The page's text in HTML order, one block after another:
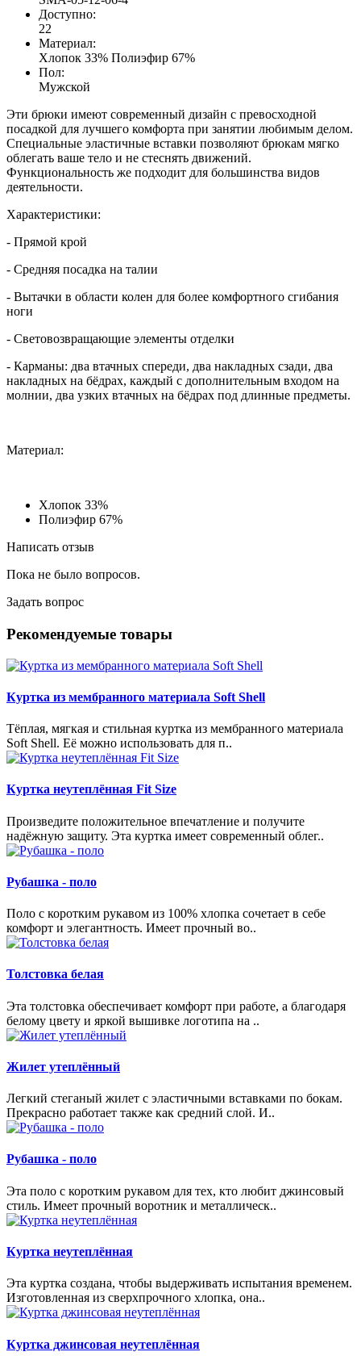
Доступно:
22
Материал:
Хлопок 33% Полиэфир 67%
Пол:
Мужской
Эти брюки имеют современный дизайн с превосходной
посадкой для лучшего комфорта при занятии любимым делом.
Специальные эластичные вставки позволяют брюкам мягко
облегать ваше тело и не стеснять движений.
Функциональность же подходит для большинства видов
деятельности.
Характеристики:
- Прямой крой
- Средняя посадка на талии
- Вытачки в области колен для более комфортного сгибания
ноги
- Световозвращающие элементы отделки
- Карманы: два втачных спереди, два накладных сзади, два
накладных на бёдрах, каждый с дополнительным входом на
молнии, два узких втачных на бёдрах под длинные предметы.
Материал:
Хлопок 33%
Полиэфир 67%
Написать отзыв
Пока не было вопросов.
Задать вопрос
Рекомендуемые товары
Куртка из мембранного материала Soft Shell
Тёплая, мягкая и стильная куртка из мембранного материала
Soft Shell. Её можно использовать для п..
Куртка неутеплённая Fit Size
Произведите положительное впечатление и получите
надёжную защиту. Эта куртка имеет современный облег..
Рубашка - поло
Поло с коротким рукавом из 100% хлопка сочетает в себе
комфорт и элегантность. Имеет прочный во..
Толстовка белая
Эта толстовка обеспечивает комфорт при работе, а благодаря
белому цвету и яркой вышивке логотипа на ..
Жилет утеплённый
Легкий стеганый жилет с эластичными вставками по бокам.
Прекрасно работает также как средний слой. И..
Рубашка - поло
Эта поло с коротким рукавом для тех, кто любит джинсовый
стиль. Имеет прочный воротник и металлическ..
Куртка неутеплённая
Эта куртка создана, чтобы выдерживать испытания временем.
Изготовленная из сверхпрочного хлопка, она..
Куртка джинсовая неутеплённая